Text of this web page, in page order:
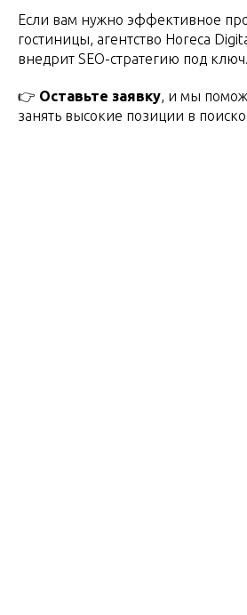
Если вам нужно эффективное
гостиницы, агентство Horeca
внедрит SEO-стратегию под ключ.
👉 Оставьте заявку, и мы
занять высокие позиции в